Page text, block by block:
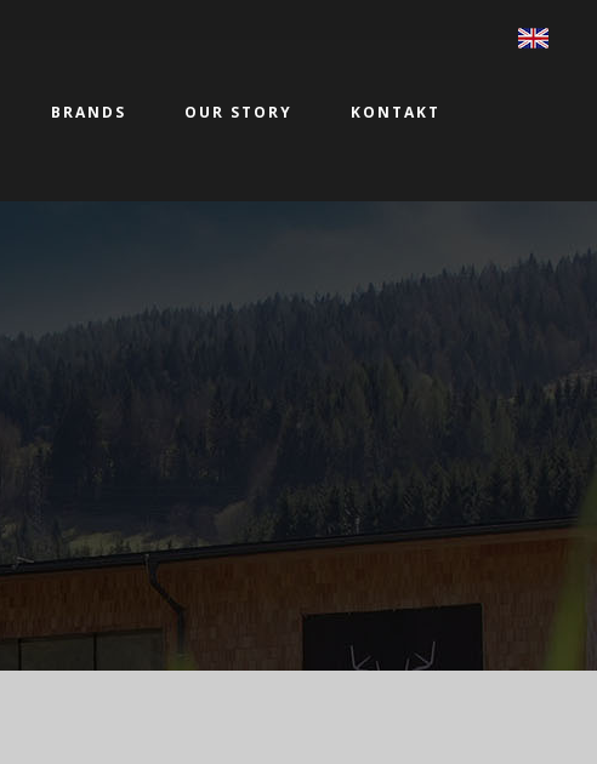
BRANDS OUR STORY KONTAKT